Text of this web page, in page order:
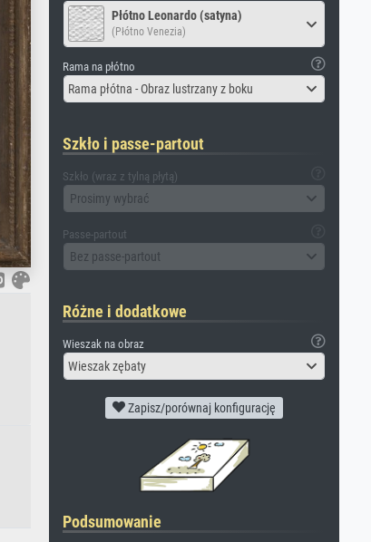
Płótno Leonardo (satyna)
(Płótno Venezia)
Rama na płótno
Rama płótna - Obraz lustrzany z boku
Szkło i passe-partout
Szkło (wraz z tylną płytą)
Prosimy wybrać
Passe-partout
Bez passe-partout
Różne i dodatkowe
Wieszak na obraz
Wieszak zębaty
Zapisz/porównaj konfigurację
Podsumowanie